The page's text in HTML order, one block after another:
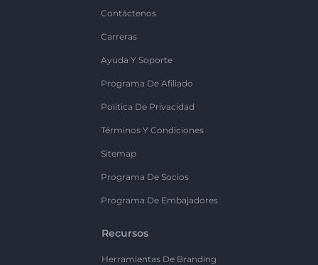
Contáctenos
Carreras
Ayuda Y Soporte
Programa De Afiliado
Política De Privacidad
Términos Y Condiciones
Sitemap
Programa De Socios
Programa De Embajadores
Recursos
Herramientas De Branding